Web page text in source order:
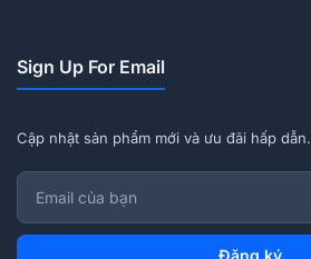
Sign Up For Email
Cập nhật sản phẩm mới và ưu đãi hấp dẫn.
Đăng ký